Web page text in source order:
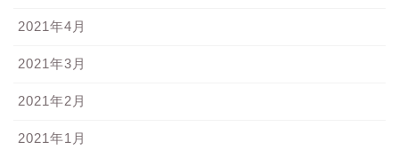
2021年4月
2021年3月
2021年2月
2021年1月